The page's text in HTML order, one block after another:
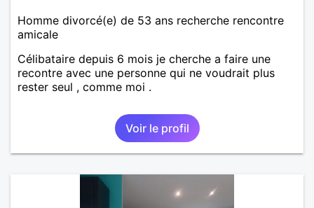
Homme divorcé(e) de 53 ans recherche rencontre
amicale
Célibataire depuis 6 mois je cherche a faire une
recontre avec une personne qui ne voudrait plus
rester seul , comme moi .
Voir le profil